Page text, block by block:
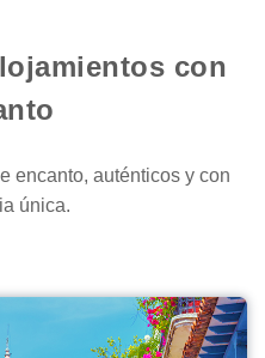
con
encanto, auténticos y con
única.